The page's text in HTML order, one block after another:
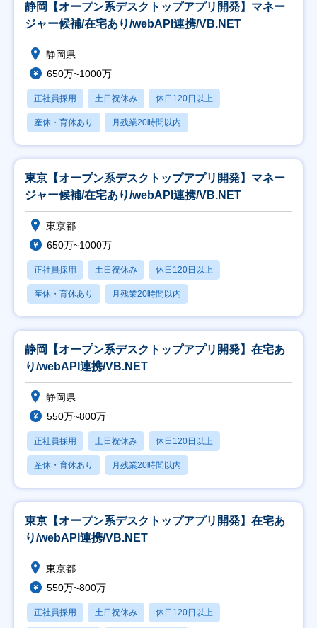
静岡【オープン系デスクトップアプリ開発】マネー
ジャー候補/在宅あり/webAPI連携/VB.NET
静岡県
650万~1000万
正社員採用 土日祝休み 休日120日以上
産休・育休あり 月残業20時間以内
東京【オープン系デスクトップアプリ開発】マネー
ジャー候補/在宅あり/webAPI連携/VB.NET
東京都
650万~1000万
正社員採用 土日祝休み 休日120日以上
産休・育休あり 月残業20時間以内
静岡【オープン系デスクトップアプリ開発】在宅あ
り/webAPI連携/VB.NET
静岡県
550万~800万
正社員採用 土日祝休み 休日120日以上
産休・育休あり 月残業20時間以内
東京【オープン系デスクトップアプリ開発】在宅あ
り/webAPI連携/VB.NET
東京都
550万~800万
正社員採用 土日祝休み 休日120日以上